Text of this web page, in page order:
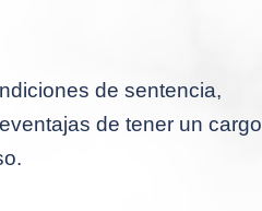
de sentencia,
de tener un cargo